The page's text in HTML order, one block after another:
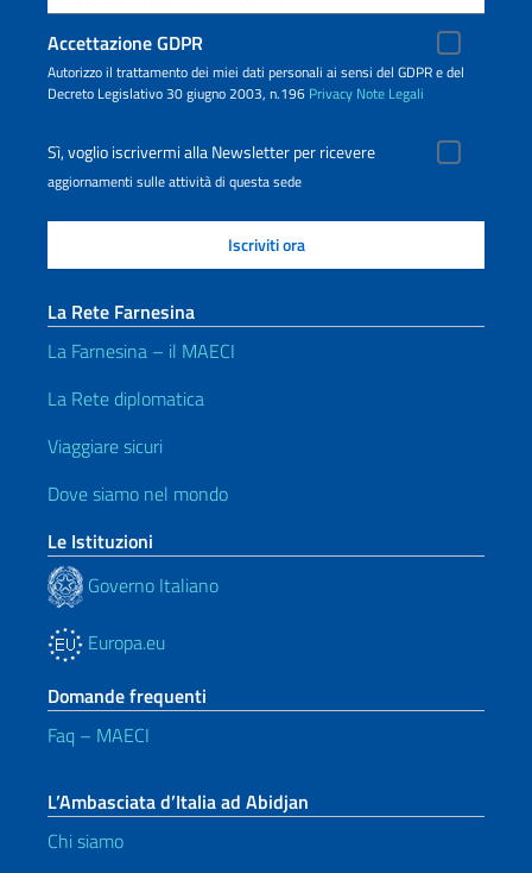
Accettazione GDPR
Autorizzo il trattamento dei miei dati personali ai sensi del GDPR e del
Decreto Legislativo 30 giugno 2003, n.196 Privacy Note Legali
Sì, voglio iscrivermi alla Newsletter per ricevere
aggiornamenti sulle attività di questa sede
La Rete Farnesina
La Farnesina – il MAECI
La Rete diplomatica
Viaggiare sicuri
Dove siamo nel mondo
Le Istituzioni
Governo Italiano
Europa.eu
Domande frequenti
Faq – MAECI
L’Ambasciata d’Italia ad Abidjan
Chi siamo